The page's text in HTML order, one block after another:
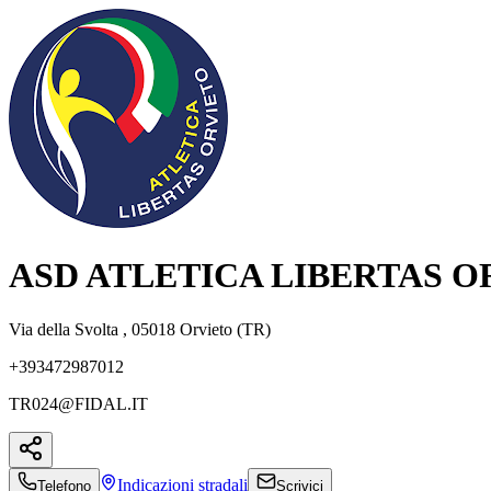
ASD ATLETICA LIBERTAS
Via della Svolta , 05018 Orvieto (TR)
+393472987012
TR024@FIDAL.IT
Telefono Indicazioni stradali Scrivici